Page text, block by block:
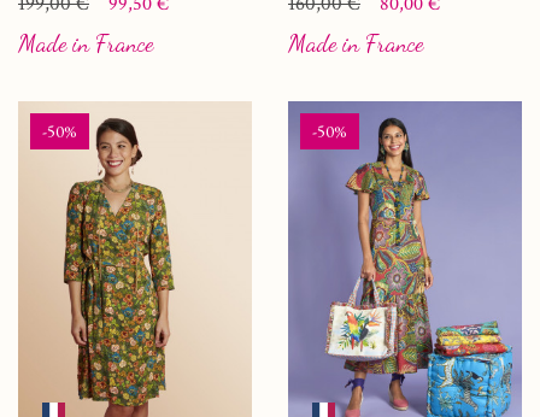
Made in France Made in France
-50% -50%